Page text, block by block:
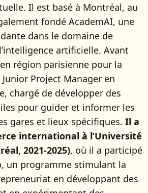
Il est basé à Montréal, au
fondé AcademAI, une
dans le domaine de
artificielle. Avant
région parisienne pour la
Project Manager en
chargé de développer des
pour guider et informer les
gares et lieux spécifiques. Il a
international à l’Université
2021‑2025), où il a participé
un programme stimulant la
en développant des